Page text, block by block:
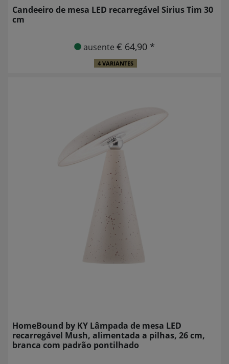
Candeeiro de mesa LED recarregável Sirius Tim 30
cm
ausente € 64,90 *
4 VARIANTES
HomeBound by KY Lâmpada de mesa LED
recarregável Mush, alimentada a pilhas, 26 cm,
branca com padrão pontilhado